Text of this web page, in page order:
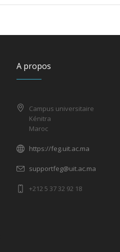
A propos
Campus universitaire
Kénitra
Maroc
https://feg.uit.ac.ma
supportfeg@uit.ac.ma
+212 5 37 32 92 18